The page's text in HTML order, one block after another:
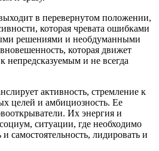
в перевернутом положении,
которая чревата ошибками
решениями и необдуманными
которая движет
непредсказуемым и не всегда
активность, стремление к
целей и амбициозность. Ее
Их энергия и
ситуации, где необходимо
самостоятельность, лидировать и